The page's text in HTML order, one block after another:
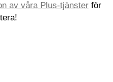
av våra Plus-tjänsterför